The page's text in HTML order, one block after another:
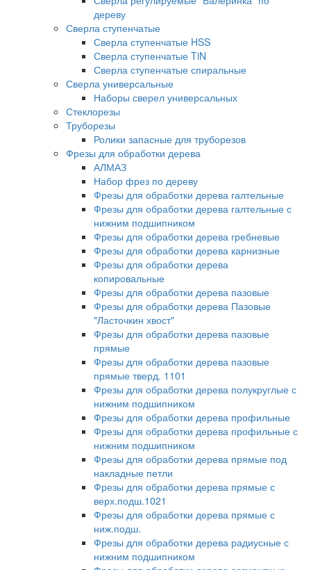
дереву
Сверла ступенчатые
Сверла ступенчатые HSS
Сверла ступенчатые TiN
Сверла ступенчатые спиральные
Сверла универсальные
Наборы сверел универсальных
Стеклорезы
Труборезы
Ролики запасные для труборезов
Фрезы для обработки дерева
АЛМАЗ
Набор фрез по дереву
Фрезы для обработки дерева галтельные
Фрезы для обработки дерева галтельные с
нижним подшипником
Фрезы для обработки дерева гребневые
Фрезы для обработки дерева карнизные
Фрезы для обработки дерева
копировальные
Фрезы для обработки дерева пазовые
Фрезы для обработки дерева Пазовые
"Ласточкин хвост"
Фрезы для обработки дерева пазовые
прямые
Фрезы для обработки дерева пазовые
прямые тверд. 1101
Фрезы для обработки дерева полукруглые с
нижним подшипником
Фрезы для обработки дерева профильные
Фрезы для обработки дерева профильные с
нижним подшипником
Фрезы для обработки дерева прямые под
накладные петли
Фрезы для обработки дерева прямые с
верх.подш.1021
Фрезы для обработки дерева прямые с
ниж.подш.
Фрезы для обработки дерева радиусные с
нижним подшипником